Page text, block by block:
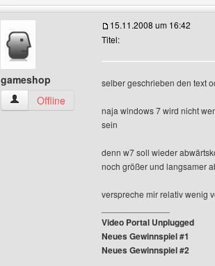
gameshop
gameshop Benutzer-Profile anzeigen
Offline
15.11.2008 um 16:42
Titel:
selber geschrieben den text
naja windows 7 wird nicht
sein
denn w7 soll wieder
noch größer und langsamer
verspreche mir relativ wenig
Video Portal Unplugged
Neues Gewinnspiel #1
Neues Gewinnspiel #2